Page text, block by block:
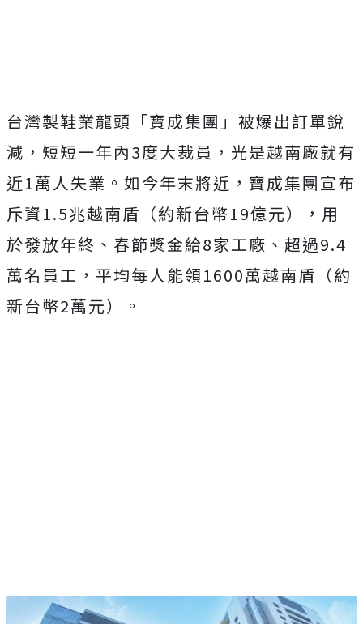
台灣製鞋業龍頭「寶成集團」被爆出訂單銳
減，短短一年內3度大裁員，光是越南廠就有
近1萬人失業。如今年末將近，寶成集團宣布
斥資1.5兆越南盾（約新台幣19億元），用
於發放年終、春節獎金給8家工廠、超過9.4
萬名員工，平均每人能領1600萬越南盾（約
新台幣2萬元）。